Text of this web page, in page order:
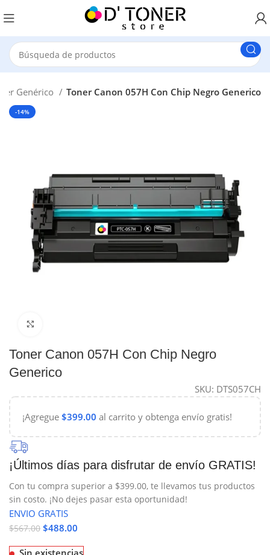
Genérico Toner Canon 057H Con Chip Negro Generico
-14%
Toner Canon 057H Con Chip Negro
Generico
SKU: DTS057CH
¡Agregue$399.00 al carrito y obtenga envío gratis!
¡Últimos días para disfrutar de envío GRATIS!
Con tu compra superior a $399.00, te llevamos tus productos
sin costo. ¡No dejes pasar esta oportunidad!
ENVIO GRATIS
$567.00 $488.00
Sin existencias